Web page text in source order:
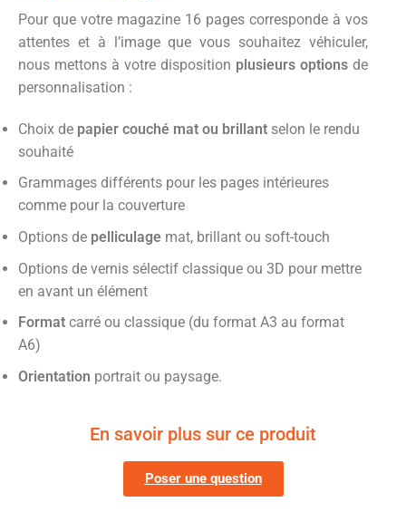
Pour que votre magazine 16 pages corresponde à vos
attentes et à l’image que vous souhaitez véhiculer,
nous mettons à votre disposition plusieurs options de
personnalisation :
Choix de papier couché mat ou brillant selon le rendu
souhaité
Grammages différents pour les pages intérieures
comme pour la couverture
Options de pelliculage mat, brillant ou soft-touch
Options de vernis sélectif classique ou 3D pour mettre
en avant un élément
Format carré ou classique (du format A3 au format
A6)
Orientation portrait ou paysage.
En savoir plus sur ce produit
Poser une question